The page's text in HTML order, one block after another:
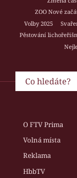
ZOO Nové
Volby 2025
Pěstování
O FTV Prima
Volná místa
Reklama
HbbTV